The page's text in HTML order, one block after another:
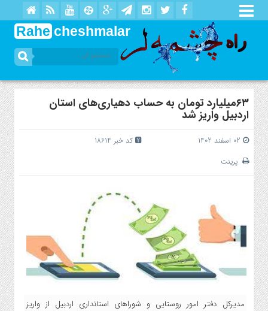
Rahe cheshmalar
۶۳میلیارد تومان به حساب دهیاری‌های استان
اردبیل واریز شد
02 اسفند 1402
کد خبر 18614
پرینت
مدیرکل دفتر امور روستایی و شوراهای استانداری اردبیل از واریز